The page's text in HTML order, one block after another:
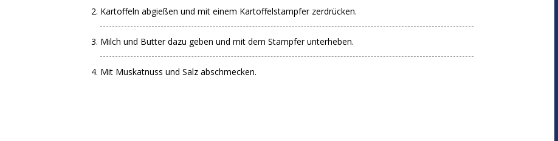
Kartoffeln abgießen und mit einem Kartoffelstampfer zerdrücken.
Milch und Butter dazu geben und mit dem Stampfer unterheben.
Mit Muskatnuss und Salz abschmecken.